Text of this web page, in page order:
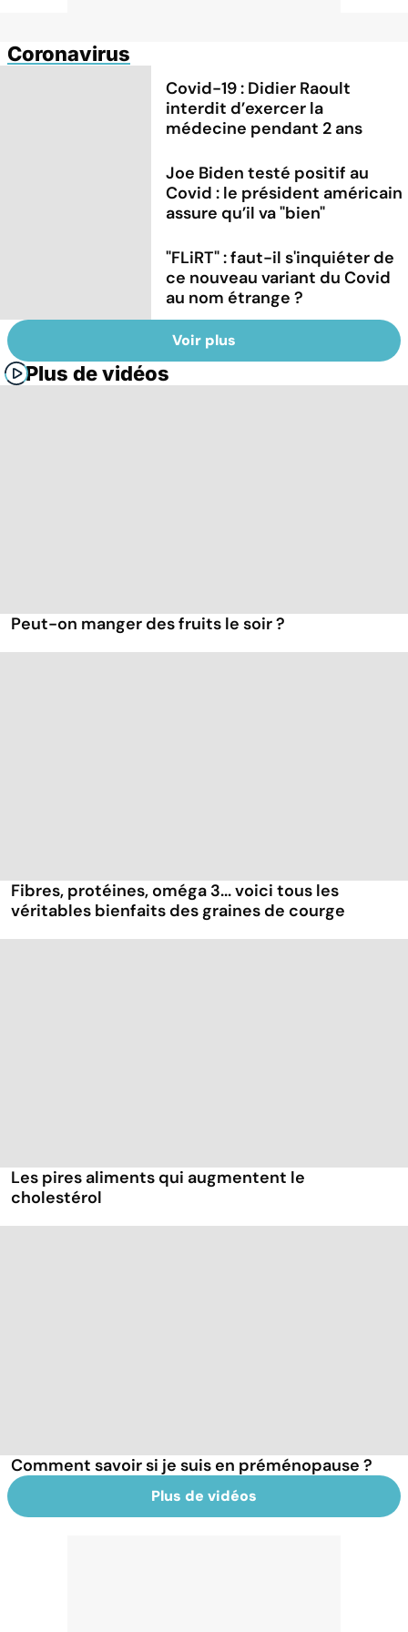
Coronavirus
Covid-19 : Didier Raoult
interdit d’exercer la
médecine pendant 2 ans
Joe Biden testé positif au
Covid : le président américain
assure qu’il va "bien"
"FLiRT" : faut-il s'inquiéter de
ce nouveau variant du Covid
au nom étrange ?
Voir plus
Plus de vidéos
Peut-on manger des fruits le soir ?
Fibres, protéines, oméga 3... voici tous les
véritables bienfaits des graines de courge
Les pires aliments qui augmentent le
cholestérol
Comment savoir si je suis en préménopause ?
Plus de vidéos